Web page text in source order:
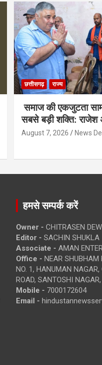
छत्तीसगढ़ राज्य
समाज की एकजुटता
सबसे बड़ी शक्ति: राजेश
August 7, 2026 News
हमसे सम्पर्क करें
Owner - CHITRASEN
Editor - SACHIN SHUKLA
Associate - AMAN
Office - NEAR SHUBHAM
NO. 1, HANUMAN NAGAR,
ROAD, SANTOSHI
Mobile - 7000172604
Email -